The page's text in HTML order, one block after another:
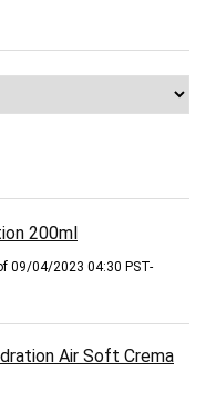
200ml
09/04/2023 04:30 PST-
Air Soft Crema